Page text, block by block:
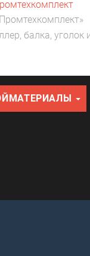
балка, уголок